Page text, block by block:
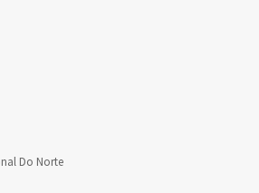
Do Norte